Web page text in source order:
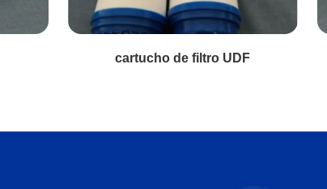
cartucho de filtro UDF